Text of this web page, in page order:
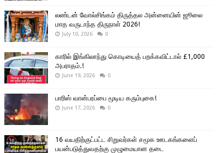
லண்டன் வோல்சிங்கம் திருத்தல அன்னையின் ஜூலை
மாத வருடாந்த திருநாள் 2026!
July 10, 2026 0
காரில் இங்கிலாந்து கொடியைத் பறக்கவிட்டால் £1,000
அபராதம்.!
June 19, 2026 0
பாரிஸ் வான்பரப்பை மூடிய கரும்புகை!
June 17, 2026 0
16 வயதிற்குட்பட்ட சிறுவர்கள் சமூக ஊடகங்களைப்
பயன்படுத்துவதற்கு முழுமையான தடை